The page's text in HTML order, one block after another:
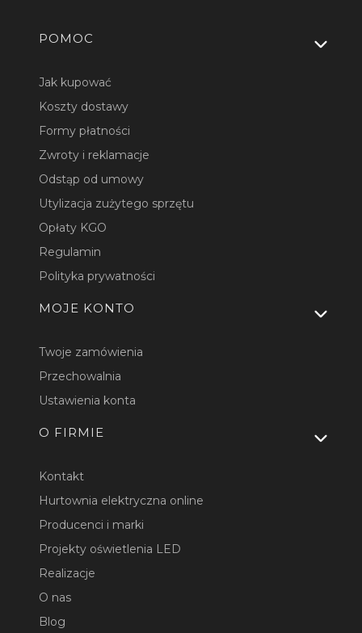
Linki w stopce
POMOC
Jak kupować
Koszty dostawy
Formy płatności
Zwroty i reklamacje
Odstąp od umowy
Utylizacja zużytego sprzętu
Opłaty KGO
Regulamin
Polityka prywatności
MOJE KONTO
Twoje zamówienia
Przechowalnia
Ustawienia konta
O FIRMIE
Kontakt
Hurtownia elektryczna online
Producenci i marki
Projekty oświetlenia LED
Realizacje
O nas
Blog